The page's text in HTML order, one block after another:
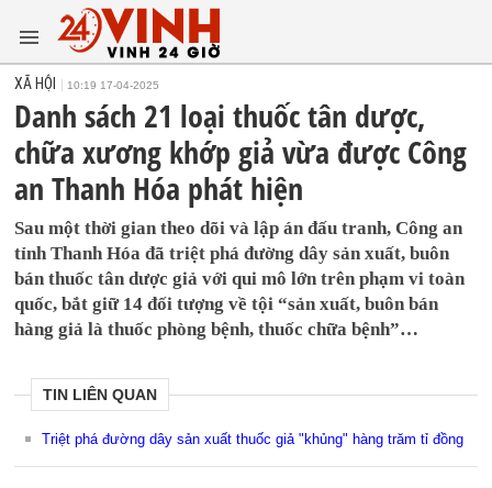
XÃ HỘI 10:19 17-04-2025
Danh sách 21 loại thuốc tân dược,
chữa xương khớp giả vừa được Công
an Thanh Hóa phát hiện
Sau một thời gian theo dõi và lập án đấu tranh, Công an
tỉnh Thanh Hóa đã triệt phá đường dây sản xuất, buôn
bán thuốc tân dược giả với qui mô lớn trên phạm vi toàn
quốc, bắt giữ 14 đối tượng về tội “sản xuất, buôn bán
hàng giả là thuốc phòng bệnh, thuốc chữa bệnh”…
TIN LIÊN QUAN
Triệt phá đường dây sản xuất thuốc giả "khủng" hàng trăm tỉ đồng